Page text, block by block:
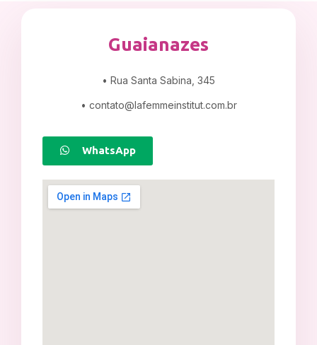
Guaianazes
• Rua Santa Sabina, 345
• contato@lafemmeinstitut.com.br
WhatsApp